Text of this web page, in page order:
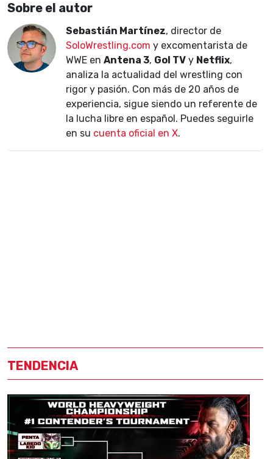
Sobre el autor
Sebastián Martínez, director de
SoloWrestling.com y excomentarista de
WWE en Antena 3, Gol TV y Netflix,
analiza la actualidad del wrestling con
rigor y pasión. Con más de 20 años de
experiencia, sigue siendo un referente de
la lucha libre en español. Puedes seguirle
en su cuenta oficial en X.
TENDENCIA